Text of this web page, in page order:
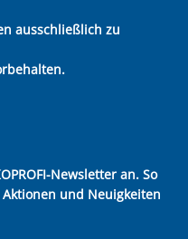
ausschließlich zu
Newsletter an. So
und Neuigkeiten